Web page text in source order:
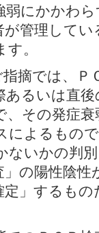
弱にかかわ
が管理して
。
摘では、Ｐ
あるいは直
、その発症
によるもの
ないかの判
の陽性陰性
定」するも